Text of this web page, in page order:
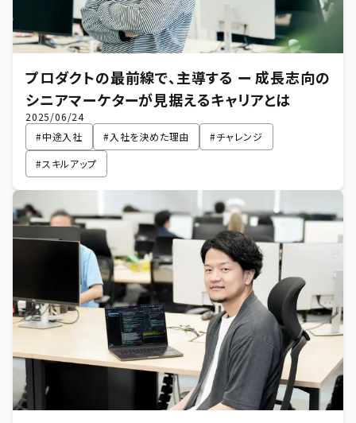
プロダクトの最前線で、主導する ー 成長志向の
シニアマーケターが見据えるキャリアとは
2025/06/24
#中途入社 #入社を決めた理由 #チャレンジ
#スキルアップ